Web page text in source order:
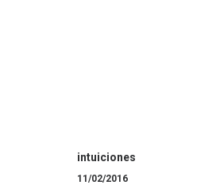
intuiciones
11/02/2016